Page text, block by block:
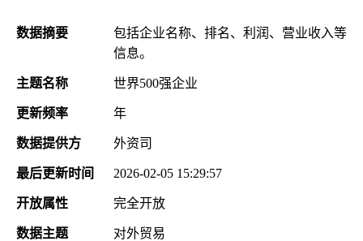
数据摘要
包括企业名称、排名、利润、营业收入等
信息。
主题名称 世界500强企业
更新频率 年
数据提供方 外资司
最后更新时间 2026-02-05 15:29:57
开放属性 完全开放
数据主题 对外贸易